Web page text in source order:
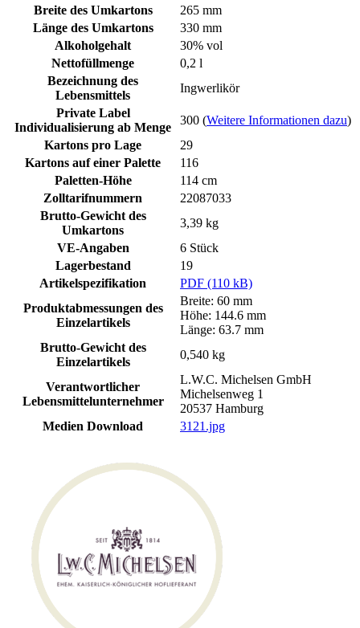
Breite des Umkartons
265 mm
Länge des Umkartons
330 mm
Alkoholgehalt
30% vol
Nettofüllmenge
0,2 l
Bezeichnung des
Lebensmittels
Ingwerlikör
Private Label
Individualisierung ab Menge
300 (Weitere Informationen dazu)
Kartons pro Lage
29
Kartons auf einer Palette
116
Paletten-Höhe
114 cm
Zolltarifnummern
22087033
Brutto-Gewicht des
Umkartons
3,39 kg
VE-Angaben
6 Stück
Lagerbestand
19
Artikelspezifikation
PDF (110 kB)
Produktabmessungen des
Einzelartikels
Breite: 60 mm
Höhe: 144.6 mm
Länge: 63.7 mm
Brutto-Gewicht des
Einzelartikels
0,540 kg
Verantwortlicher
Lebensmittelunternehmer
L.W.C. Michelsen GmbH
Michelsenweg 1
20537 Hamburg
Medien Download
3121.jpg